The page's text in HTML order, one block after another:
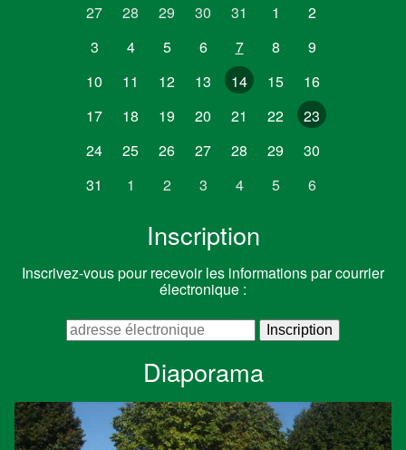
27 28 29 30 31 1
2
3
4 5 6 7 8
9
10
11 12 13 14 15
16
17
18 19 20 21 22
23
24
25 26 27 28 29
30
31
1 2 3 4 5 6
Inscription
Inscrivez-vous pour recevoir les informations par courrier
électronique :
Diaporama